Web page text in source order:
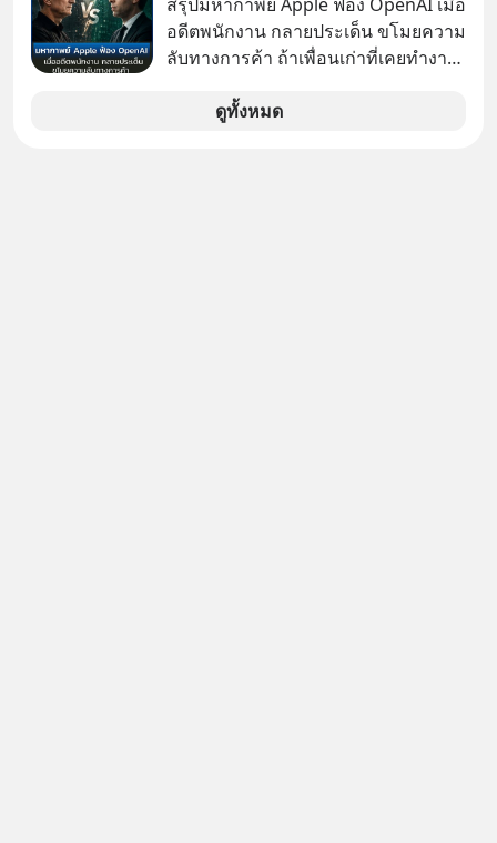
#RayDalio #สรุปบทเรียน #การเงินการ
ลงทุน #MissionToTheMoon
#MissionToTheMoonPodcast
อดีตพนักงาน กลายประเด็น ขโมยความ
ลับทางการค้า ถ้าเพื่อนเก่าที่เคยทำงาน
เก่าที่เขาเคยทำไว้ ตอนยังอยู่บริษัท
ดูทั้งหมด